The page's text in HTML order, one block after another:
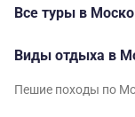
Все туры в
Виды отдыха в
Пешие походы по